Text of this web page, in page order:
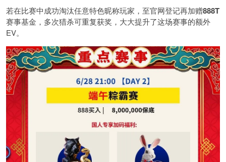
若在比赛中成功淘汰任意特色昵称玩家，至官网登记再加赠888T
赛事基金，多次猎杀可重复获奖，大大提升了这场赛事的额外
EV。